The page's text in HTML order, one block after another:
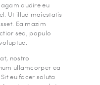
audire eu
Ut illud maiestatis
Ea mazim
sea, populo
nostro
ullamcorper ea
eu facer soluta